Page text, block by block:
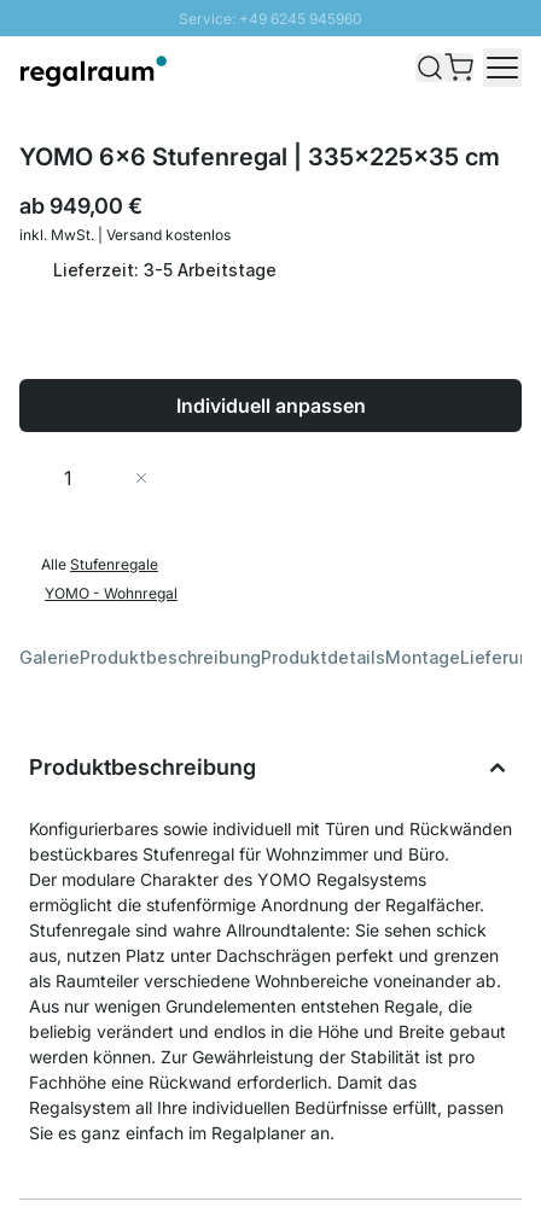
Service: +49 6245 945960
Schnelle Lieferung - Gratis Versand ab 100€
YOMO 6x6 Stufenregal | 335x225x35 cm
ab949,00 €
inkl. MwSt. | Versand kostenlos
Lieferzeit: 3-5 Arbeitstage
Individuell anpassen
Menge
Alle Stufenregale
YOMO - Wohnregal
GalerieProduktbeschreibungProduktdetailsMontage
Produktbeschreibung
Konfigurierbares sowie individuell mit Türen und Rückwänden
bestückbares Stufenregal für Wohnzimmer und Büro.
Der modulare Charakter des YOMO Regalsystems
ermöglicht die stufenförmige Anordnung der Regalfächer.
Stufenregale sind wahre Allroundtalente: Sie sehen schick
aus, nutzen Platz unter Dachschrägen perfekt und grenzen
als Raumteiler verschiedene Wohnbereiche voneinander ab.
Aus nur wenigen Grundelementen entstehen Regale, die
beliebig verändert und endlos in die Höhe und Breite gebaut
werden können. Zur Gewährleistung der Stabilität ist pro
Fachhöhe eine Rückwand erforderlich. Damit das
Regalsystem all Ihre individuellen Bedürfnisse erfüllt, passen
Sie es ganz einfach im Regalplaner an.